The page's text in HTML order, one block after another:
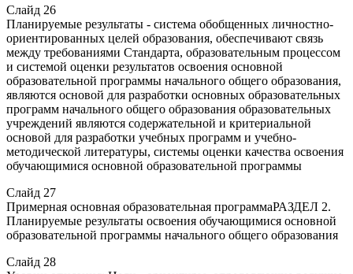
Слайд 26
Планируемые результаты - система обобщенных личностно-
ориентированных целей образования, обеспечивают связь
между требованиями Стандарта, образовательным процессом
и системой оценки результатов освоения основной
образовательной программы начального общего образования,
являются основой для разработки основных образовательных
программ начального общего образования образовательных
учреждений являются содержательной и критериальной
основой для разработки учебных программ и учебно-
методической литературы, системы оценки качества освоения
обучающимися основной образовательной программы
Слайд 27
Примерная основная образовательная программаРАЗДЕЛ 2.
Планируемые результаты освоения обучающимися основной
образовательной программы начального общего образования
Слайд 28